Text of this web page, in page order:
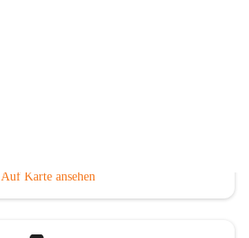
Auf Karte ansehen